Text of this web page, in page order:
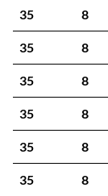
35 8
35 8
35 8
35 8
35 8
35 8